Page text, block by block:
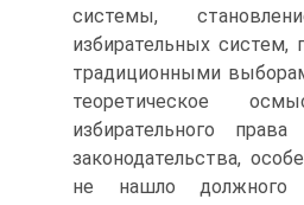
системы,
избирательных систем,
традиционными
теоретическое
избирательного права
законодательства,
не нашло